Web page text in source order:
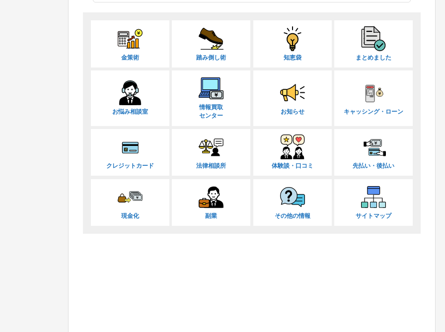
金策術 踏み倒し術 知恵袋 まとめました
お悩み相談室
情報買取
センター
お知らせ キャッシング・ローン
クレジットカード 法律相談所 体験談・口コミ 先払い・後払い
現金化 副業 その他の情報 サイトマップ